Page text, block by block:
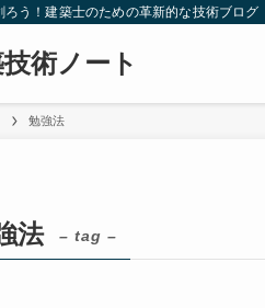
ろう！建築士のための革新的な技術ブログ
術ノート
勉強法
法 – tag –